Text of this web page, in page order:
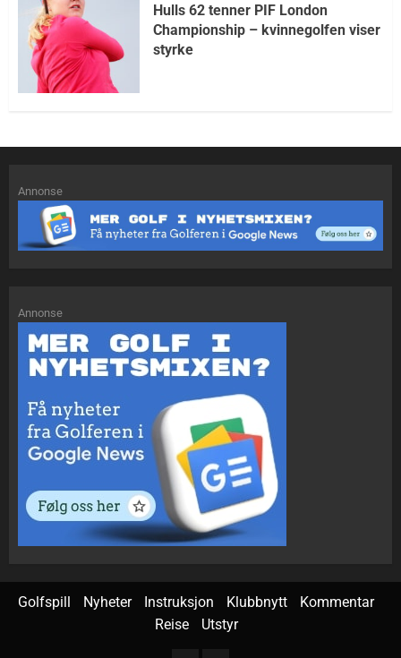
Hulls 62 tenner PIF London
Championship – kvinnegolfen viser
styrke
Annonse
Annonse
Golfspill Nyheter Instruksjon Klubbnytt
Kommentar
Reise
Utstyr